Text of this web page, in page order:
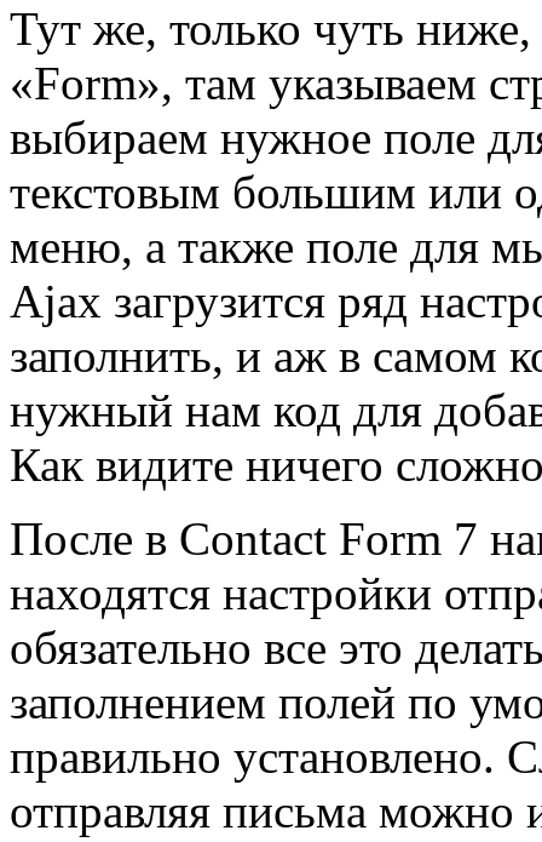
Тут же, только чуть
«Form», там указываем
выбираем нужное поле
текстовым большим или
меню, а также поле для
Ajax загрузится ряд
заполнить, и аж в самом
нужный нам код для
Как видите ничего
После в Contact Form 7
находятся настройки
обязательно все это
заполнением полей по
правильно установлено.
отправляя письма можно